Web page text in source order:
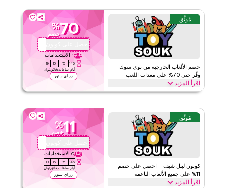
حصري.
الأحكام والشروط
الحد الأدنى للطلب
الفئات
على مستوى الموقع
مُوثَّق
خصم الألعاب الخارجية من توي سوك –
وفّر حتى 70% على معدات اللعب
اقرأ المزيد
70
%
خصم
احصل على كوبون
1 الاستخدامات
146
أيام
15
ساعات
15
دقائق
19
ثوان
زر اي ستور
طبق كود خصم توي سوك لتوفير حتى 70% على الألعاب الخارجية. من
في الحديقة وأكثر، وفّر على كل شيء بأقل.
الأحكام والشروط
الحد الأدنى للطلب
الفئات
على مستوى الموقع
مُوثَّق
كوبون ليتل شيف – احصل على خصم
11% على جميع الألعاب الناعمة
اقرأ المزيد
11
%
خصم
احصل على كوبون
0 الاستخدامات
146
أيام
15
ساعات
15
دقائق
19
ثوان
زر اي ستور